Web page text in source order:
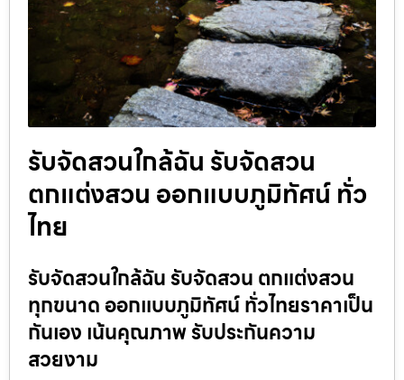
รับจัดสวนใกล้ฉัน รับจัดสวน
ตกแต่งสวน ออกแบบภูมิทัศน์ ทั่ว
ไทย
รับจัดสวนใกล้ฉัน รับจัดสวน ตกแต่งสวน
ทุกขนาด ออกแบบภูมิทัศน์ ทั่วไทยราคาเป็น
กันเอง เน้นคุณภาพ รับประกันความ
สวยงาม